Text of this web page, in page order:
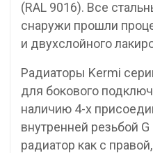
(RAL 9016). Все
снаружи прошли
и двухслойного
Радиаторы Kermi
для бокового
наличию 4-х
внутренней резьбой
радиатор как с